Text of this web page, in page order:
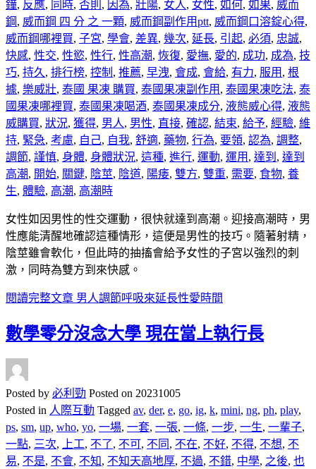
鐘, 反應, 同時, 否則 , 因為, 壯陽, 女人, 女性, 如何 , 如果, 威而
鋼, 威而鋼 四 分 之 一顆, 威而鋼副作用ptt, 威而鋼口溶錠心得,
威而鋼哪裡買, 子宮, 學會, 差異, 幾次, 延長, 引起, 必須, 忠誠,
快感, 性交, 性慾, 性行, 性高潮, 恢復, 愛撫, 愛的, 成功, 成為, 技
巧, 持久, 排行榜, 控制 , 推薦, 早洩, 會成, 會給, 有力, 服用 , 根
據, 樂威壯, 泰國 果凍 購買, 泰國果凍副作用 , 泰國果凍吃法, 泰
國果凍哪裡買, 泰國果凍喝酒, 泰國果凍成分, 液態威心得, 液態
威購買, 狀況, 獲得, 男人, 男性, 直接, 確認, 結束, 給予, 經驗, 維
持, 緊急, 考慮, 自己, 自我, 舒適, 藥物, 行為, 要領, 認為, 調整,
調節, 謹慎, 身體, 身體狀況, 這種, 進行, 運動, 運用 , 達到 , 達到
高潮, 開始, 關鍵, 陰莖, 陰道, 陽痿, 雙方, 雙重, 需要, 食物, 養
生, 體驗, 高潮, 高潮時
女性如因男性的性交運動，很快就達到高潮。迎接高潮時，男
性應能清醒地確認這種情形，這便是男性的技巧。隨著射精，
陰莖雖會軟化，但此時的抽搐會給予女性的子宮以強烈的刺
激，同時為雙方到來快感。
閱讀完整文章 男人調節呼吸來延長性愛時間
數學零分沒念大學 現在當上執行長
Posted by 必利勁 Posted on 20231005
Posted in 人際互動 Tagged av, der, e, go, ig, k, mini, ng, ph, play,
ps, sm, up, who, yo, 一場, 一套, 一張, 一條, 一步, 一生, 一輩子,
一點, 三次, 上工, 不了, 不可, 不同 , 不在, 不好, 不得, 不想, 不
易, 不是, 不會, 不知, 不知天高地厚, 不過, 不錯, 中學, 之後, 也